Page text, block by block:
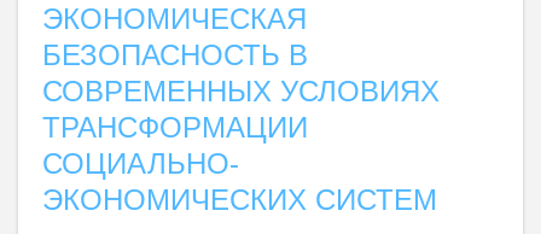
ЭКОНОМИЧЕСКАЯ
БЕЗОПАСНОСТЬ В
СОВРЕМЕННЫХ УСЛОВИЯХ
ТРАНСФОРМАЦИИ
СОЦИАЛЬНО-
ЭКОНОМИЧЕСКИХ СИСТЕМ